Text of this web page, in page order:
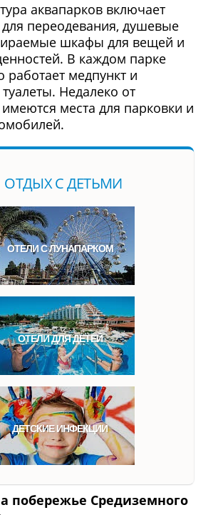
аквапарков включает
переодевания, душевые
шкафы для вещей и
В каждом парке
работает медпункт и
Недалеко от
места для парковки и
ОТДЫХ С ДЕТЬМИ
ОТЕЛИ С ЛУНАПАРКОМ
ОТЕЛИ ДЛЯ ДЕТЕЙ
ДЕТСКИЕ ИНФЕКЦИИ
побережье Средиземного